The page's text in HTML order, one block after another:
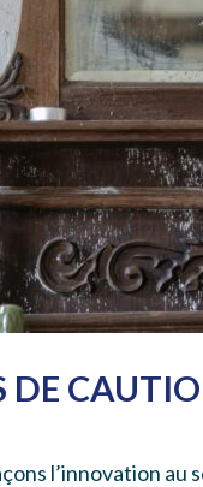
DE
l’innovation